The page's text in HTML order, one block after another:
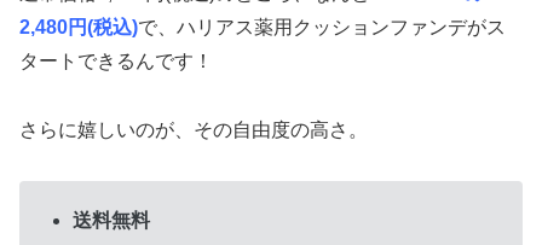
2,480円(税込)で、ハリアス薬用クッションファンデがス
タートできるんです！
さらに嬉しいのが、その自由度の高さ。
送料無料